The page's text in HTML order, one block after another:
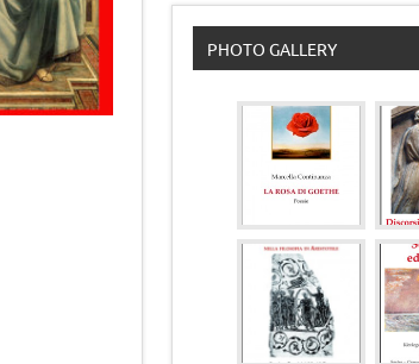
PHOTO GALLERY